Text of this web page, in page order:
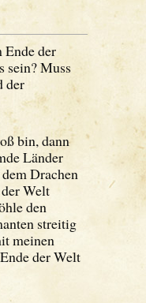
Ende der
sein? Muss
der
bin, dann
Länder
Drachen
Welt
den
streitig
meinen
der Welt